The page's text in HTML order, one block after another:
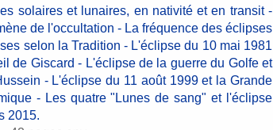
solaires et lunaires, en nativité et en transit -
de l'occultation - La fréquence des éclipses
selon la Tradition - L'éclipse du 10 mai 1981
de Giscard - L'éclipse de la guerre du Golfe et
- L'éclipse du 11 août 1999 et la Grande
- Les quatre "Lunes de sang" et l'éclipse
2015.